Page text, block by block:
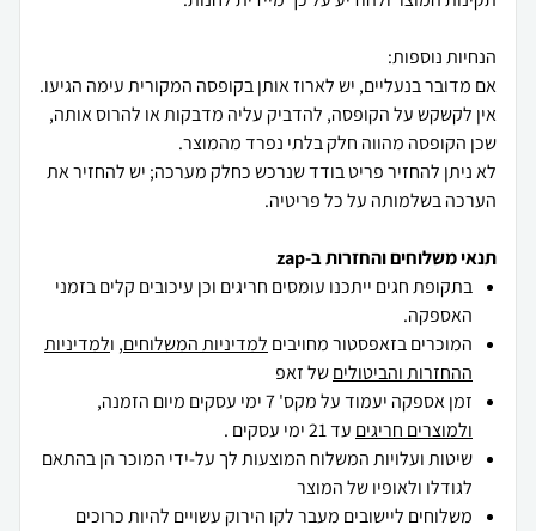
אם מדובר בנעליים, יש לארוז אותן בקופסה המקורית עימה הגיעו.
אין לקשקש על הקופסה, להדביק עליה מדבקות או להרוס אותה,
לא ניתן להחזיר פריט בודד שנרכש כחלק מערכה; יש להחזיר את
הערכה בשלמותה על כל פריטיה.
תנאי משלוחים והחזרות ב-zap
בתקופת חגים ייתכנו עומסים חריגים וכן עיכובים קלים בזמני
האספקה.
המוכרים בזאפסטור מחויבים למדיניות המשלוחים, ולמדיניות
ההחזרות והביטוליםשל זאפ
זמן אספקה יעמוד על מקס' 7 ימי עסקים מיום הזמנה,
ולמוצרים חריגים עד 21 ימי עסקים .
שיטות ועלויות המשלוח המוצעות לך על-ידי המוכר הן בהתאם
לגודלו ולאופיו של המוצר
משלוחים ליישובים מעבר לקו הירוק עשויים להיות כרוכים